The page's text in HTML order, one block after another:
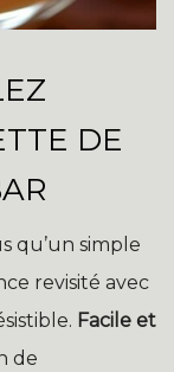
DE
qu’un simple
revisité avec
Facile et
de